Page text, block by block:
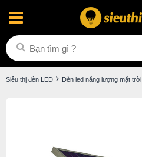
Siêu thị đèn LED Đèn led năng lượng mặt trời